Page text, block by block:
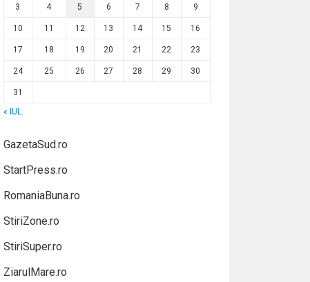
3 4 5 6 7 8 9
10 11 12 13 14 15 16
17 18 19 20 21 22 23
24 25 26 27 28 29 30
31
« IUL.
GazetaSud.ro
StartPress.ro
RomaniaBuna.ro
StiriZone.ro
StiriSuper.ro
ZiarulMare.ro